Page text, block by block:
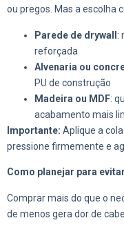
ou pregos. Mas a escolha
Parede de drywall :
reforçada
Alvenaria ou
PU de construção
Madeira ou MDF:
acabamento mais
Importante: Aplique a
pressione firmemente e
Como planejar para
Comprar mais do que o
de menos gera dor de